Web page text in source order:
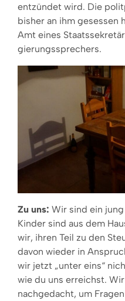
entzündet wird. Die
bisher an ihm gesessen
Amt eines
gierungssprechers.
Zu uns: Wir sind ein
Kinder sind aus dem
wir, ihren Teil zu den
davon wieder in
wir jetzt „unter eins“
wie du uns erreichst.
nachgedacht, um